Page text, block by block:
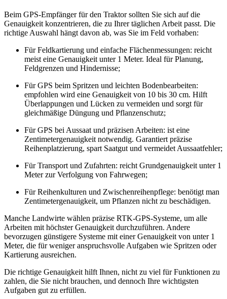
Beim GPS-Empfänger für den Traktor sollten Sie sich auf die
Genauigkeit konzentrieren, die zu Ihrer täglichen Arbeit passt. Die
richtige Auswahl hängt davon ab, was Sie im Feld vorhaben:
Für Feldkartierung und einfache Flächenmessungen: reicht
meist eine Genauigkeit unter 1 Meter. Ideal für Planung,
Feldgrenzen und Hindernisse;
Für GPS beim Spritzen und leichten Bodenbearbeiten:
empfohlen wird eine Genauigkeit von 10 bis 30 cm. Hilft
Überlappungen und Lücken zu vermeiden und sorgt für
gleichmäßige Düngung und Pflanzenschutz;
Für GPS bei Aussaat und präzisen Arbeiten: ist eine
Zentimetergenauigkeit notwendig. Garantiert präzise
Reihenplatzierung, spart Saatgut und vermeidet Aussaatfehler;
Für Transport und Zufahrten: reicht Grundgenauigkeit unter 1
Meter zur Verfolgung von Fahrwegen;
Für Reihenkulturen und Zwischenreihenpflege: benötigt man
Zentimetergenauigkeit, um Pflanzen nicht zu beschädigen.
Manche Landwirte wählen präzise RTK-GPS-Systeme, um alle
Arbeiten mit höchster Genauigkeit durchzuführen. Andere
bevorzugen günstigere Systeme mit einer Genauigkeit von unter 1
Meter, die für weniger anspruchsvolle Aufgaben wie Spritzen oder
Kartierung ausreichen.
Die richtige Genauigkeit hilft Ihnen, nicht zu viel für Funktionen zu
zahlen, die Sie nicht brauchen, und dennoch Ihre wichtigsten
Aufgaben gut zu erfüllen.